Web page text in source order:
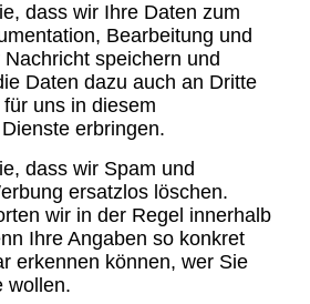
dass wir Ihre Daten zum
Bearbeitung und
speichern und
Daten dazu auch an Dritte
uns in diesem
erbringen.
dass wir Spam und
ersatzlos löschen.
wir in der Regel innerhalb
Ihre Angaben so konkret
erkennen können, wer Sie
wollen.